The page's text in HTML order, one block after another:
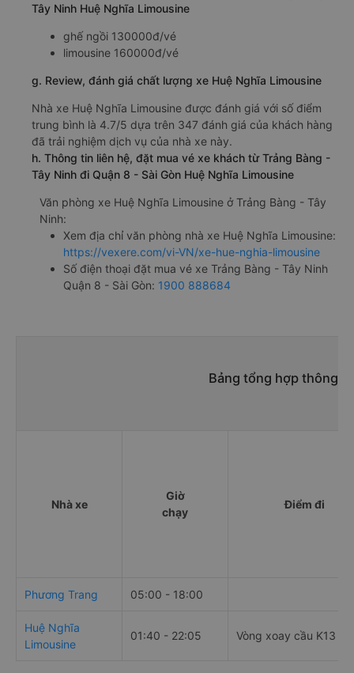
Tây Ninh Huệ Nghĩa Limousine
ghế ngồi 130000đ/vé
limousine 160000đ/vé
g. Review, đánh giá chất lượng xe Huệ Nghĩa Limousine
Nhà xe Huệ Nghĩa Limousine được đánh giá với số điểm
trung bình là 4.7/5 dựa trên 347 đánh giá của khách hàng
đã trải nghiệm dịch vụ của nhà xe này.
h. Thông tin liên hệ, đặt mua vé xe khách từ Trảng Bàng -
Tây Ninh đi Quận 8 - Sài Gòn Huệ Nghĩa Limousine
Văn phòng xe Huệ Nghĩa Limousine ở Trảng Bàng - Tây
Ninh:
Xem địa chỉ văn phòng nhà xe Huệ Nghĩa Limousine:
https://vexere.com/vi-VN/xe-hue-nghia-limousine
Số điện thoại đặt mua vé xe Trảng Bàng - Tây Ninh
Quận 8 - Sài Gòn: 1900 888684
Bảng tổng hợp thông
Nhà xe
Giờ
chạy
Điểm đi
Phương Trang 05:00 - 18:00
Huệ Nghĩa
Limousine
01:40 - 22:05 Vòng xoay cầu K13